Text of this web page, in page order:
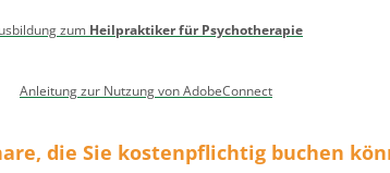
zum Heilpraktiker für Psychotherapie
Anleitung zur Nutzung von AdobeConnect
die Sie kostenpflichtig buchen